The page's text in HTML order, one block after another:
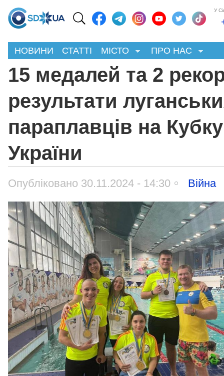
У
НОВИНИ СТАТТІ МІСТО ПРО НАС
15 медалей та 2
результати
параплавців на Кубку
України
Опубліковано 30.11.2024 - 14:30 Війна